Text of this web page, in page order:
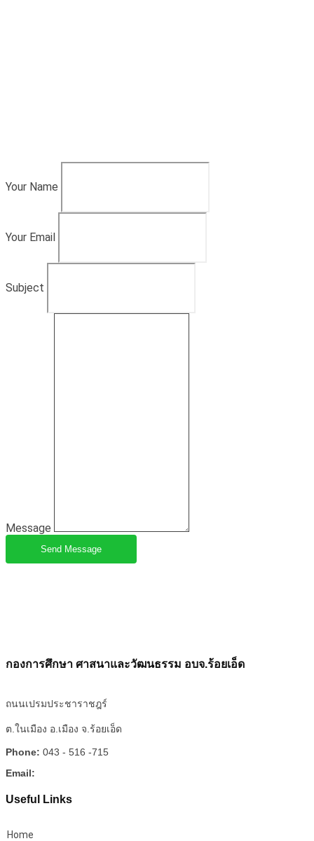
Your Name
Your Email
Subject
Message
Send Message
กองการศึกษา ศาสนาและวัฒนธรรม อบจ.ร้อยเอ็ด
ถนนเปรมประชาราชฎร์
ต.ในเมือง อ.เมือง จ.ร้อยเอ็ด
Phone: 043 - 516 -715
Email:
Useful Links
Home